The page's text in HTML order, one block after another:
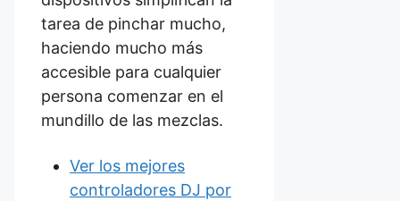
tarea de pinchar mucho,
haciendo mucho más
accesible para cualquier
persona comenzar en el
mundillo de las mezclas.
Ver los mejores
controladores DJ por